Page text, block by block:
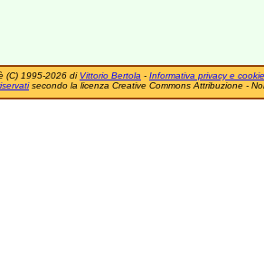
(C) 1995-2026 di Vittorio Bertola - Informativa privacy e cookie
secondo la licenza Creative Commons Attribuzione -